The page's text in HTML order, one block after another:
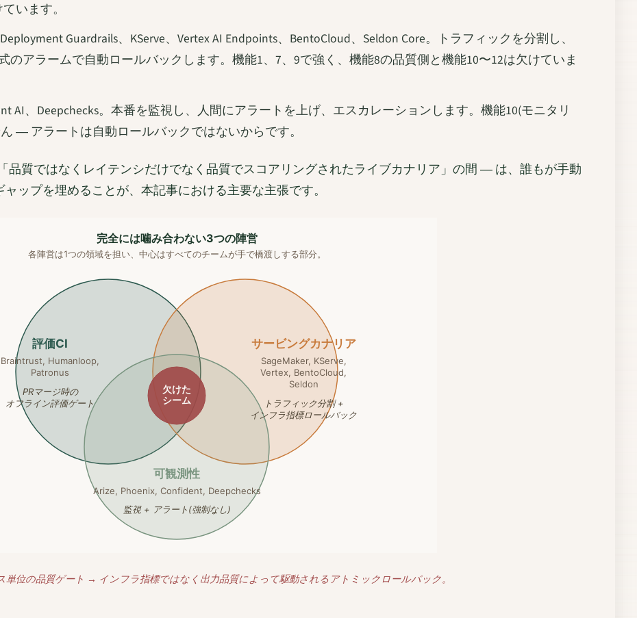
います。
Guardrails、KServe、Vertex AI Endpoints、BentoCloud、Seldon Core。トラフィックを分割し、
のアラームで自動ロールバックします。機能1、7、9で強く、機能8の品質側と機能10〜12は欠けていま
AI、Deepchecks。本番を監視し、人間にアラートを上げ、エスカレーションします。機能10(モニタリ
― アラートは自動ロールバックではないからです。
品質ではなくレイテンシだけでなく品質でスコアリングされたライブカナリア」の間 ― は、誰もが手動
ップを埋めることが、本記事における主要な主張です。
完全には噛み合わない3つの陣営
各陣営は1つの領域を担い、中心はすべてのチームが手で橋渡しする部分。
評価CI
Braintrust, Humanloop,
Patronus
PRマージ時の
オフライン評価ゲート
サービングカナリア
SageMaker, KServe,
Vertex, BentoCloud,
Seldon
トラフィック分割 +
インフラ指標ロールバック
可観測性
Arize, Phoenix, Confident, Deepchecks
監視 + アラート(強制なし)
欠けた
シーム
単位の品質ゲート → インフラ指標ではなく出力品質によって駆動されるアトミックロールバック。